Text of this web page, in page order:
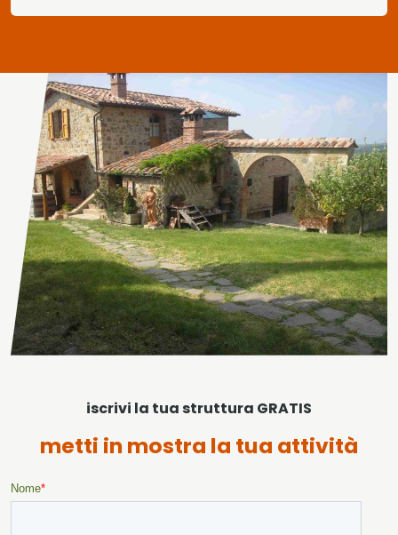
iscrivi la tua struttura GRATIS
metti in mostra la tua attività